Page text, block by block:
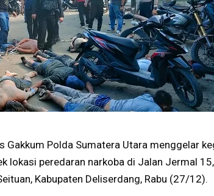
Gakkum Polda Sumatera Utara menggelar
lokasi peredaran narkoba di Jalan Jermal
Kabupaten Deliserdang, Rabu (27/12).